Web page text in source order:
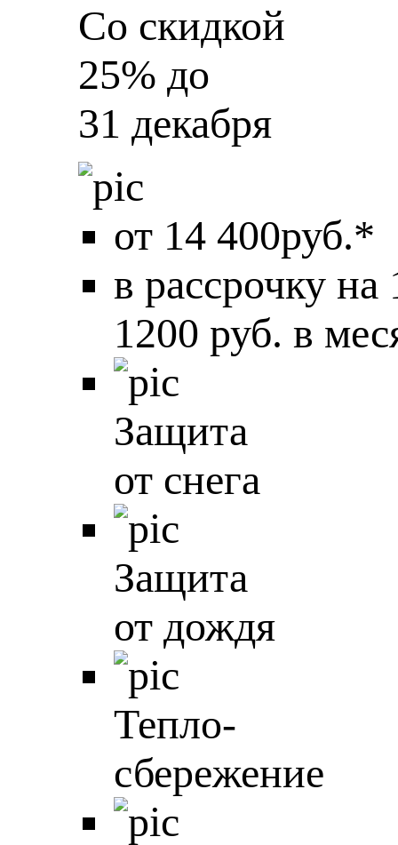
Со скидкой
25% до
31 декабря
от 14 400руб.*
в рассрочку на
1200 руб. в
Защита
от снега
Защита
от дождя
Тепло-
сбережение